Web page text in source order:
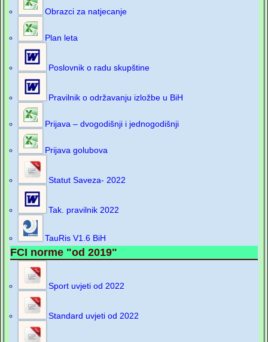
Obrazci za natjecanje
Plan leta
Poslovnik o radu skupštine
Pravilnik o održavanju izložbe u BiH
Prijava – dvogodišnji i jednogodišnji
Prijava golubova
Statut Saveza- 2022
Tak. pravilnik 2022
TauRis V1.6 BiH
FCI norme "od 2019"
Sport uvjeti od 2022
Standard uvjeti od 2022